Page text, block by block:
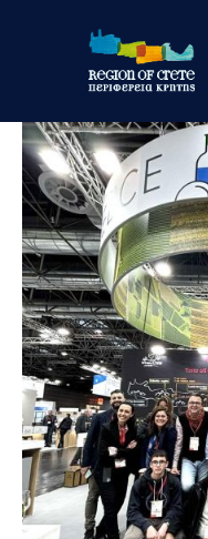
Περιφέρεια
Ενημέρωση
Έργα
&
Δράσεις
Ψηφιακές
Υπηρεσίες
Επικοινωνία